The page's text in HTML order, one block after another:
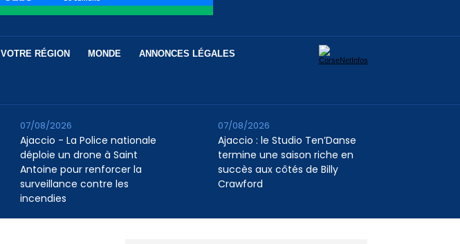
VOTRE RÉGION MONDE ANNONCES LÉGALES
Ajaccio - La Police nationale
déploie un drone à Saint
Antoine pour renforcer la
surveillance contre les
incendies
07/08/2026
Ajaccio : le Studio Ten’Danse
termine une saison riche en
succès aux côtés de Billy
Crawford
07/08/2026